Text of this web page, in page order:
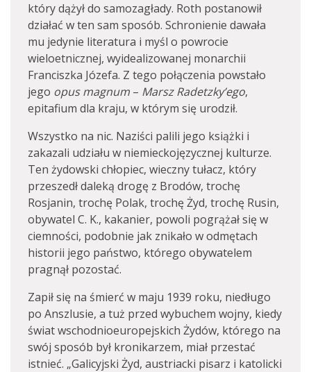
który dążył do samozagłady. Roth postanowił
działać w ten sam sposób. Schronienie dawała
mu jedynie literatura i myśl o powrocie
wieloetnicznej, wyidealizowanej monarchii
Franciszka Józefa. Z tego połączenia powstało
jego opus magnum – Marsz Radetzky’ego,
epitafium dla kraju, w którym się urodził.
Wszystko na nic. Naziści palili jego książki i
zakazali udziału w niemieckojęzycznej kulturze.
Ten żydowski chłopiec, wieczny tułacz, który
przeszedł daleką drogę z Brodów, trochę
Rosjanin, trochę Polak, trochę Żyd, trochę Rusin,
obywatel C. K., kakanier, powoli pogrążał się w
ciemności, podobnie jak znikało w odmętach
historii jego państwo, którego obywatelem
pragnął pozostać.
Zapił się na śmierć w maju 1939 roku, niedługo
po Anszlusie, a tuż przed wybuchem wojny, kiedy
świat wschodnioeuropejskich Żydów, którego na
swój sposób był kronikarzem, miał przestać
istnieć. „Galicyjski Żyd, austriacki pisarz i katolicki